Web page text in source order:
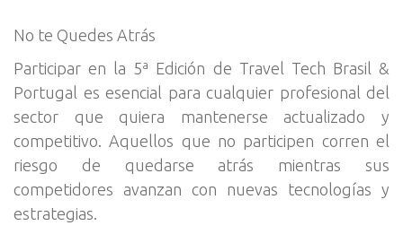
No te Quedes Atrás
Participar en la 5ª Edición de Travel Tech Brasil &
Portugal es esencial para cualquier profesional del
sector que quiera mantenerse actualizado y
competitivo. Aquellos que no participen corren el
riesgo de quedarse atrás mientras sus
competidores avanzan con nuevas tecnologías y
estrategias.